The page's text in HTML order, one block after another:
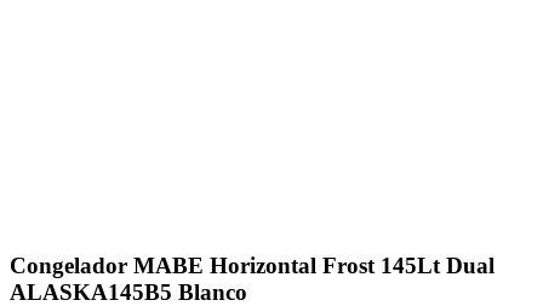
Congelador MABE Horizontal Frost 145Lt Dual
ALASKA145B5 Blanco